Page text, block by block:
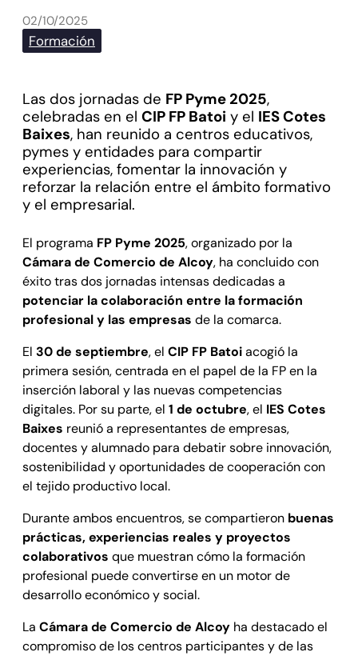
02/10/2025
Formación
Las dos jornadas de FP Pyme 2025,
celebradas en el CIP FP Batoi y el IES Cotes
Baixes, han reunido a centros educativos,
pymes y entidades para compartir
experiencias, fomentar la innovación y
reforzar la relación entre el ámbito formativo
y el empresarial.
El programa FP Pyme 2025, organizado por la
Cámara de Comercio de Alcoy, ha concluido con
éxito tras dos jornadas intensas dedicadas a
potenciar la colaboración entre la formación
profesional y las empresas de la comarca.
El 30 de septiembre, el CIP FP Batoiacogió la
primera sesión, centrada en el papel de la FP en la
inserción laboral y las nuevas competencias
digitales. Por su parte, el 1 de octubre, el IES Cotes
Baixes reunió a representantes de empresas,
docentes y alumnado para debatir sobre innovación,
sostenibilidad y oportunidades de cooperación con
el tejido productivo local.
Durante ambos encuentros, se compartieron buenas
prácticas, experiencias reales y proyectos
colaborativos que muestran cómo la formación
profesional puede convertirse en un motor de
desarrollo económico y social.
La Cámara de Comercio de Alcoy ha destacado el
compromiso de los centros participantes y de las